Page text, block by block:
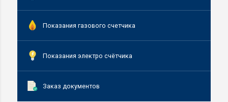
Показания газового счетчика
Показания электро счётчика
Заказ документов